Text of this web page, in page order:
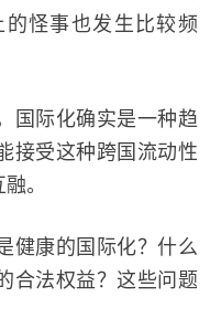
怪事也发生比较频
际化确实是一种趋
接受这种跨国流动性
。
康的国际化？什么
合法权益？这些问题